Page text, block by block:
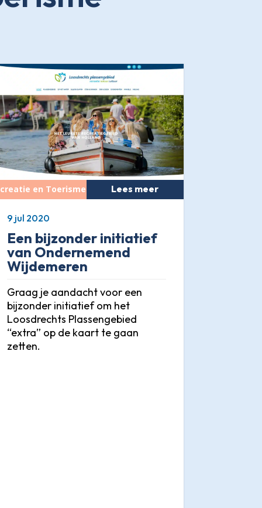
Een bijzonder initiatief
van Ondernemend
Wijdemeren
Graag je aandacht voor een
bijzonder initiatief om het
Loosdrechts Plassengebied
“extra” op de kaart te gaan
zetten.
Lees meer
9 jul 2020